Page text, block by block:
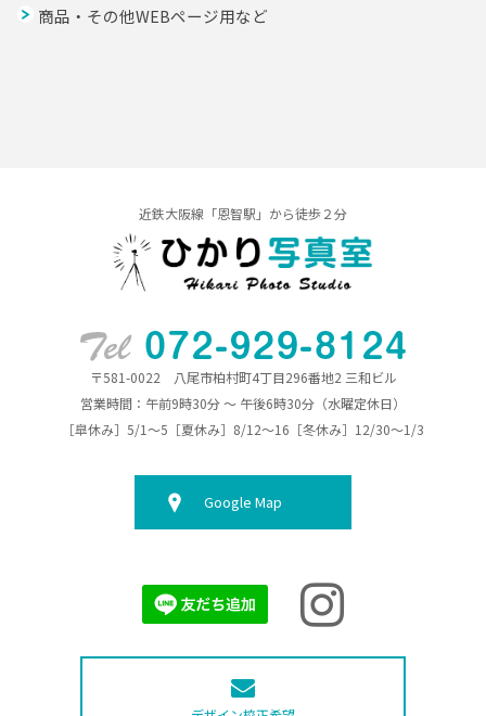
商品・その他WEBページ用など
近鉄大阪線「恩智駅」から徒歩２分
〒581-0022 八尾市柏村町4丁目296番地2 三和ビル
営業時間：午前9時30分 ～ 午後6時30分（水曜定休日）
［皐休み］5/1～5［夏休み］8/12～16［冬休み］12/30～1/3
Google Map